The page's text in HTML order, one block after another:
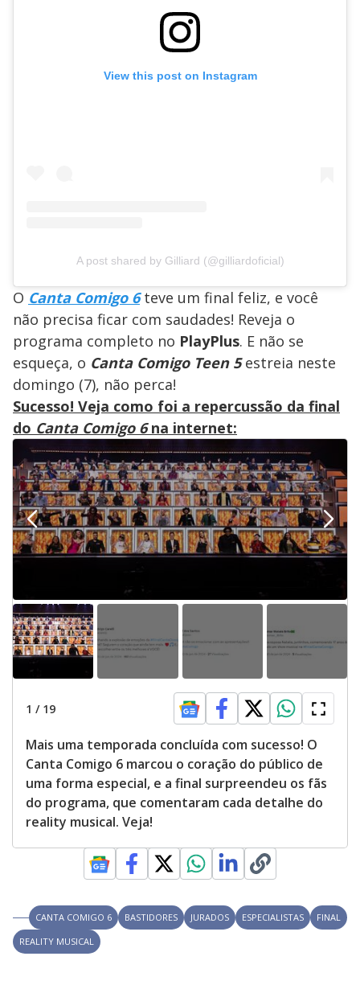
View this post on Instagram
A post shared by Gilliard (@gilliardoficial)
O Canta Comigo 6teve um final feliz, e você
não precisa ficar com saudades! Reveja o
programa completo no PlayPlus. E não se
esqueça, o Canta Comigo Teen 5estreia neste
domingo (7), não perca!
Sucesso! Veja como foi a repercussão da final
do Canta Comigo 6na internet:
1 / 19
Mais uma temporada concluída com sucesso! O
Canta Comigo 6 marcou o coração do público de
uma forma especial, e a final surpreendeu os fãs
do programa, que comentaram cada detalhe do
reality musical. Veja!
CANTA COMIGO 6 BASTIDORES JURADOS ESPECIALISTAS
FINAL
REALITY MUSICAL